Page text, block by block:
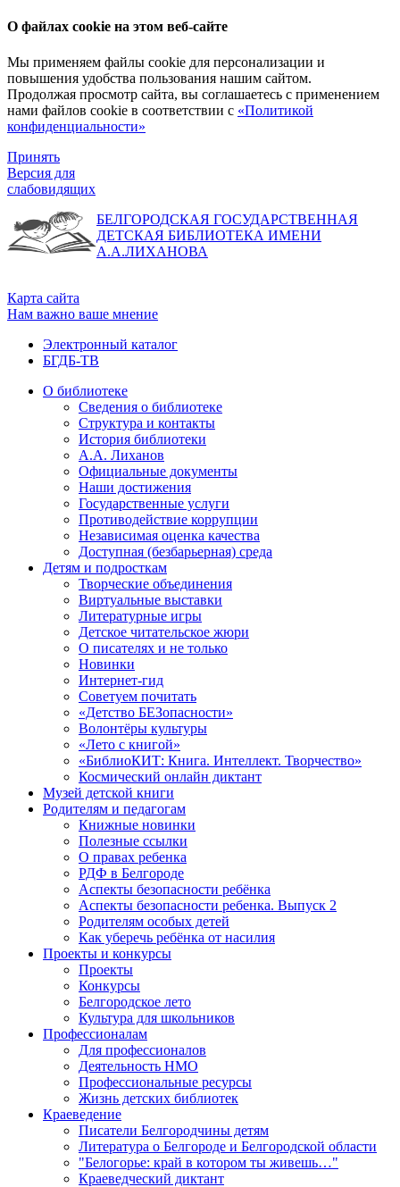
О файлах cookie на этом веб-сайте
Мы применяем файлы cookie для персонализации и
повышения удобства пользования нашим сайтом.
Продолжая просмотр сайта, вы соглашаетесь с применением
нами файлов cookie в соответствии с «Политикой
конфиденциальности»
Принять
Версия для
слабовидящих
БЕЛГОРОДСКАЯ ГОСУДАРСТВЕННАЯ
ДЕТСКАЯ БИБЛИОТЕКА ИМЕНИ
А.А.ЛИХАНОВА
Карта сайта
Нам важно ваше мнение
Электронный каталог
БГДБ-ТВ
О библиотеке
Сведения о библиотеке
Структура и контакты
История библиотеки
А.А. Лиханов
Официальные документы
Наши достижения
Государственные услуги
Противодействие коррупции
Независимая оценка качества
Доступная (безбарьерная) среда
Детям и подросткам
Творческие объединения
Виртуальные выставки
Литературные игры
Детское читательское жюри
О писателях и не только
Новинки
Интернет-гид
Советуем почитать
«Детство БЕЗопасности»
Волонтёры культуры
«Лето с книгой»
«БиблиоКИТ: Книга. Интеллект. Творчество»
Космический онлайн диктант
Музей детской книги
Родителям и педагогам
Книжные новинки
Полезные ссылки
О правах ребенка
РДФ в Белгороде
Аспекты безопасности ребёнка
Аспекты безопасности ребенка. Выпуск 2
Родителям особых детей
Как уберечь ребёнка от насилия
Проекты и конкурсы
Проекты
Конкурсы
Белгородское лето
Культура для школьников
Профессионалам
Для профессионалов
Деятельность НМО
Профессиональные ресурсы
Жизнь детских библиотек
Краеведение
Писатели Белгородчины детям
Литература о Белгороде и Белгородской области
"Белогорье: край в котором ты живешь…"
Краеведческий диктант